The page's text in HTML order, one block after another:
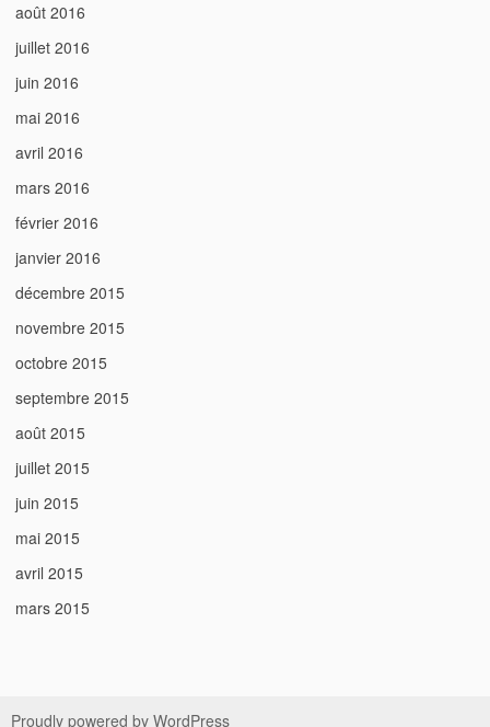
août 2016
juillet 2016
juin 2016
mai 2016
avril 2016
mars 2016
février 2016
janvier 2016
décembre 2015
novembre 2015
octobre 2015
septembre 2015
août 2015
juillet 2015
juin 2015
mai 2015
avril 2015
mars 2015
Proudly powered by WordPress